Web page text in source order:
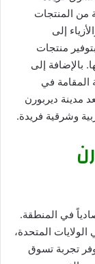
من المنتجات
إلى
منتجات
بالإضافة إلى
المقامة في
مدينة ديربورن
وشرقية فريدة.
في المنطقة.
المتحدة،
تجربة تسوق